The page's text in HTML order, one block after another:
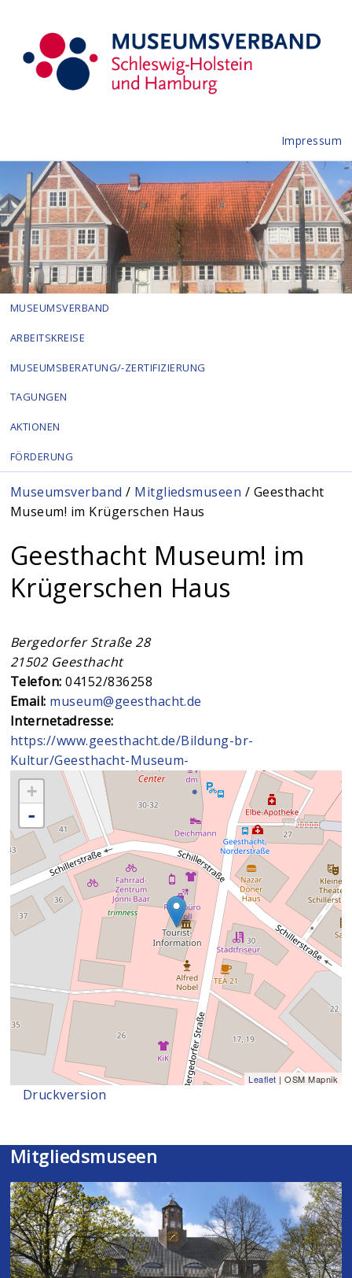
Impressum
MUSEUMSVERBAND
ARBEITSKREISE
MUSEUMSBERATUNG/-ZERTIFIZIERUNG
TAGUNGEN
AKTIONEN
FÖRDERUNG
Sie sind hier
Museumsverband / Mitgliedsmuseen / Geesthacht
Museum! im Krügerschen Haus
Geesthacht Museum! im
Krügerschen Haus
Bergedorfer Straße 28
21502 Geesthacht
Telefon:04152/836258
Email: museum@geesthacht.de
Internetadresse:
https://www.geesthacht.de/Bildung-br-
Kultur/Geesthacht-Museum-
+
-
Leaflet | OSM Mapnik
Druckversion
Mitgliedsmuseen